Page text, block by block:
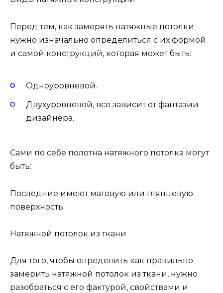
Перед тем, как замерять натяжные потолки
нужно изначально определиться с их формой
и самой конструкций, которая может быть:
Одноуровневой.
Двухуровневой, все зависит от фантазии
дизайнера.
Сами по себе полотна натяжного потолка могут
быть:
Последние имеют матовую или глянцевую
поверхность.
Натяжной потолок из ткани
Для того, чтобы определить как правильно
замерить натяжной потолок из ткани, нужно
разобраться с его фактурой, свойствами и